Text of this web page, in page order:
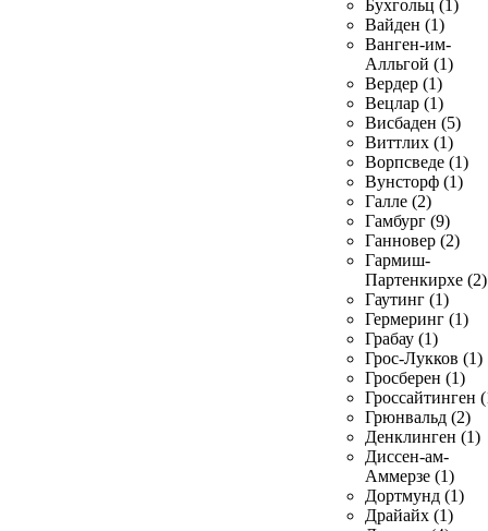
Бухгольц (1)
Вайден (1)
Ванген-им-
Алльгой (1)
Вердер (1)
Вецлар (1)
Висбаден (5)
Виттлих (1)
Ворпсведе (1)
Вунсторф (1)
Галле (2)
Гамбург (9)
Ганновер (2)
Гармиш-
Партенкирхе (2)
Гаутинг (1)
Гермеринг (1)
Грабау (1)
Грос-Лукков (1)
Гросберен (1)
Гроссайтинген
Грюнвальд (2)
Денклинген (1)
Диссен-ам-
Аммерзе (1)
Дортмунд (1)
Драйайх (1)